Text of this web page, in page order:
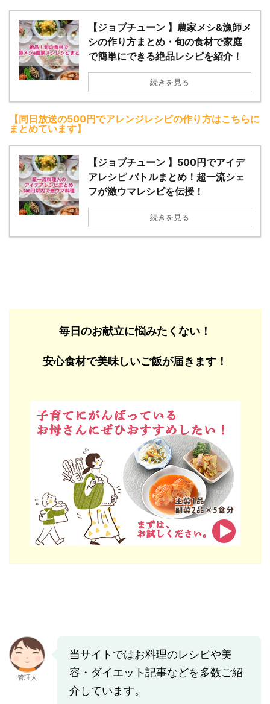
【ジョブチューン 】農家メシ&漁師メ
シの作り方まとめ・旬の食材で家庭
で簡単にできる絶品レシピを紹介！
続きを見る
【同日放送の500円でアレンジレシピの作り方はこちらに
まとめています】
【ジョブチューン 】500円でアイデ
アレシピ バトルまとめ！超一流シェ
フが激ウマレシピを伝授！
続きを見る
毎日のお献立に悩みたくない！
安心食材で美味しいご飯が届きます！
管理人
当サイトではお料理のレシピや美
容・ダイエット記事などを多数ご紹
介しています。